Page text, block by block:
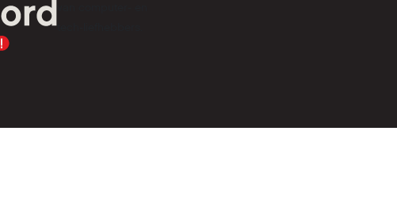
tech-liefhebbers.